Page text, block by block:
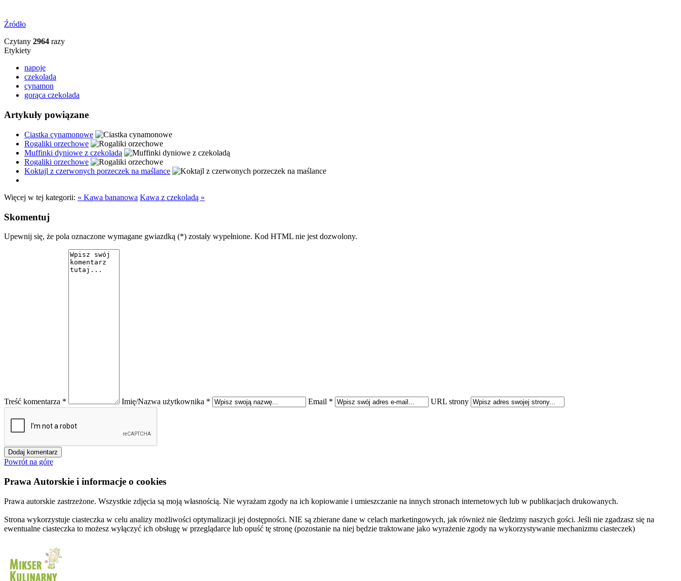
Źródło
Czytany 2964 razy
Etykiety
napoje
czekolada
cynamon
gorąca czekolada
Artykuły powiązane
Ciastka cynamonowe
Rogaliki orzechowe
Muffinki dyniowe z czekoladą
Rogaliki orzechowe
Koktajl z czerwonych porzeczek na maślance
Więcej w tej kategorii: « Kawa bananowa Kawa z czekoladą »
Skomentuj
Upewnij się, że pola oznaczone wymagane gwiazdką (*) zostały wypełnione. Kod HTML nie jest dozwolony.
Treść komentarza * Imię/Nazwa użytkownika * Email * URL strony
Powrót na górę
Prawa Autorskie i informacje o cookies
Prawa autorskie zastrzeżone. Wszystkie zdjęcia są moją własnością. Nie wyrażam zgody na ich kopiowanie i umieszczanie na innych stronach internetowych lub w publikacjach drukowanych.
Strona wykorzystuje ciasteczka w celu analizy możliwości optymalizacji jej dostępności. NIE są zbierane dane w celach marketingowych, jak również nie śledzimy naszych gości. Jeśli nie zgadzasz się na
ewentualne ciasteczka to możesz wyłączyć ich obsługę w przeglądarce lub opuść tę stronę (pozostanie na niej będzie traktowane jako wyrażenie zgody na wykorzystywanie mechanizmu ciasteczek)